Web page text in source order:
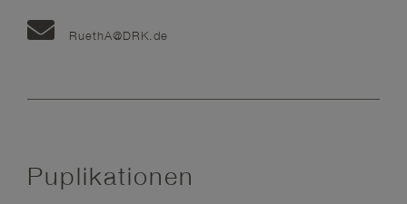
RuethA@DRK.de
Puplikationen